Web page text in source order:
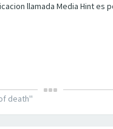
llamada Media Hint es
death''